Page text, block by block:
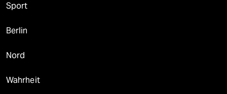
Sport
Berlin
Nord
Wahrheit